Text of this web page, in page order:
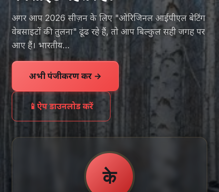
अगर आप 2026 सीज़न के लिए "ओरिजिनल आईपीएल बेटिंग
वेबसाइटों की तुलना" ढूंढ रहे हैं, तो आप बिल्कुल सही जगह पर
आए हैं। भारतीय…
अभी पंजीकरण करें →
📱 ऐप डाउनलोड करें
के